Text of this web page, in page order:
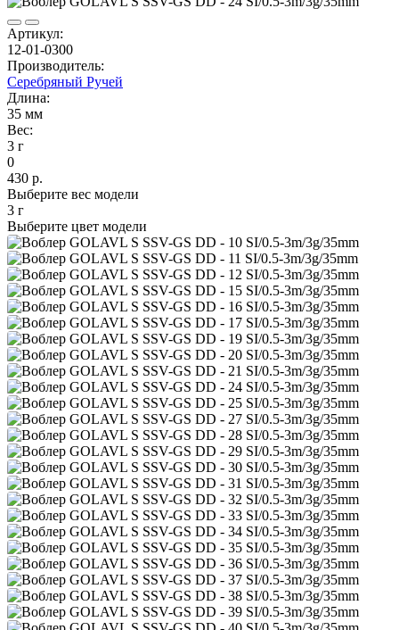
Артикул:
12-01-0300
Производитель:
Серебряный Ручей
Длина:
35 мм
Вес:
3 г
0
430 р.
Выберите вес модели
3 г
Выберите цвет модели